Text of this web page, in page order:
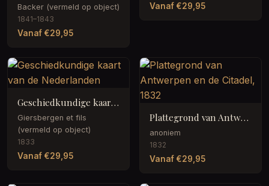
Backer (vermeld op object)
1841–1843
Vanaf €29,95
Vanaf €29,95
Geschiedkundige kaart van de Nederlanden
Giersbergen et fils
(vermeld op object)
1833
Vanaf €29,95
Plattegrond van Antwerpen en de Citadel, 1832
anoniem
1832
Vanaf €29,95